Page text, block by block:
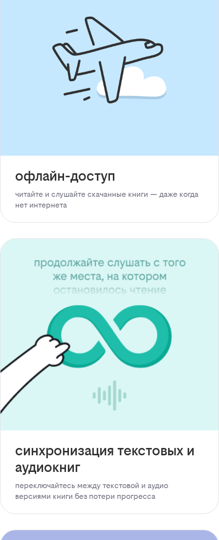
офлайн-доступ
читайте и слушайте скачанные книги — даже когда
нет интернета
синхронизация текстовых и
аудиокниг
переключайтесь между текстовой и аудио
версиями книги без потери прогресса